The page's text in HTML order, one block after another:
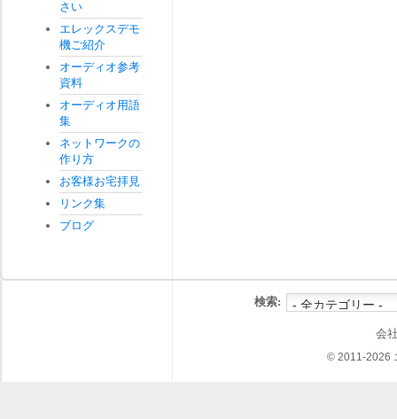
さい
エレックスデモ
機ご紹介
オーディオ参考
資料
オーディオ用語
集
ネットワークの
作り方
お客様お宅拝見
リンク集
ブログ
検索:
会
© 2011-2026